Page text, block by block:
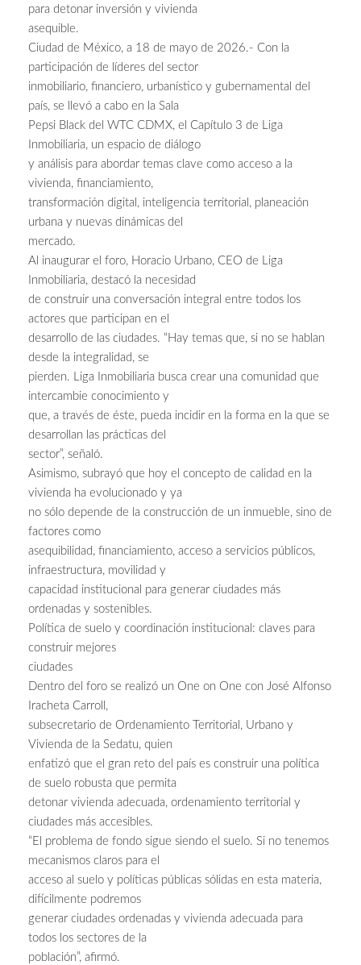
para detonar inversión y vivienda
asequible.
Ciudad de México, a 18 de mayo de 2026.- Con la
participación de líderes del sector
inmobiliario, financiero, urbanístico y gubernamental del
país, se llevó a cabo en la Sala
Pepsi Black del WTC CDMX, el Capítulo 3 de Liga
Inmobiliaria, un espacio de diálogo
y análisis para abordar temas clave como acceso a la
vivienda, financiamiento,
transformación digital, inteligencia territorial, planeación
urbana y nuevas dinámicas del
mercado.
Al inaugurar el foro, Horacio Urbano, CEO de Liga
Inmobiliaria, destacó la necesidad
de construir una conversación integral entre todos los
actores que participan en el
desarrollo de las ciudades. “Hay temas que, si no se hablan
desde la integralidad, se
pierden. Liga Inmobiliaria busca crear una comunidad que
intercambie conocimiento y
que, a través de éste, pueda incidir en la forma en la que se
desarrollan las prácticas del
sector”, señaló.
Asimismo, subrayó que hoy el concepto de calidad en la
vivienda ha evolucionado y ya
no sólo depende de la construcción de un inmueble, sino de
factores como
asequibilidad, financiamiento, acceso a servicios públicos,
infraestructura, movilidad y
capacidad institucional para generar ciudades más
ordenadas y sostenibles.
Política de suelo y coordinación institucional: claves para
construir mejores
ciudades
Dentro del foro se realizó un One on One con José Alfonso
Iracheta Carroll,
subsecretario de Ordenamiento Territorial, Urbano y
Vivienda de la Sedatu, quien
enfatizó que el gran reto del país es construir una política
de suelo robusta que permita
detonar vivienda adecuada, ordenamiento territorial y
ciudades más accesibles.
“El problema de fondo sigue siendo el suelo. Si no tenemos
mecanismos claros para el
acceso al suelo y políticas públicas sólidas en esta materia,
difícilmente podremos
generar ciudades ordenadas y vivienda adecuada para
todos los sectores de la
población”, afirmó.